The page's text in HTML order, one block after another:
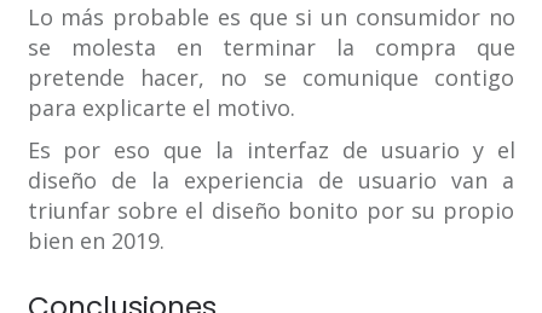
Lo más probable es que si un consumidor no
se molesta en terminar la compra que
pretende hacer, no se comunique contigo
para explicarte el motivo.
Es por eso que la interfaz de usuario y el
diseño de la experiencia de usuario van a
triunfar sobre el diseño bonito por su propio
bien en 2019.